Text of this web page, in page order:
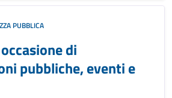
PUBBLICA
di
pubbliche, eventi e